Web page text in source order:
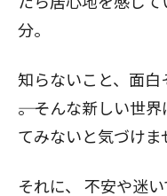
分。
知らないこと、面
――。そんな新しい世
てみないと気づけま
それに、 不安や迷